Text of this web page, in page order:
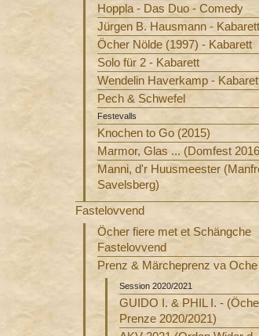
Hoppla - Das Duo - Comedy
Jürgen B. Hausmann - Kabarett
Öcher Nölde (1997) - Kabarett
Solo für 2 - Kabarett
Wendelin Haverkamp -
Pech & Schwefel
Festevalls
Knochen to Go (2015)
Marmor, Glas ... (Domfest
Manni, d'r Huusmeester
Savelsberg)
Fastelovvend
Öcher fiere met et Schängche
Fastelovvend
Prenz & Märcheprenz va Oche
Session 2020/2021
GUIDO I. & PHIL I. -
Prenze 2020/2021)